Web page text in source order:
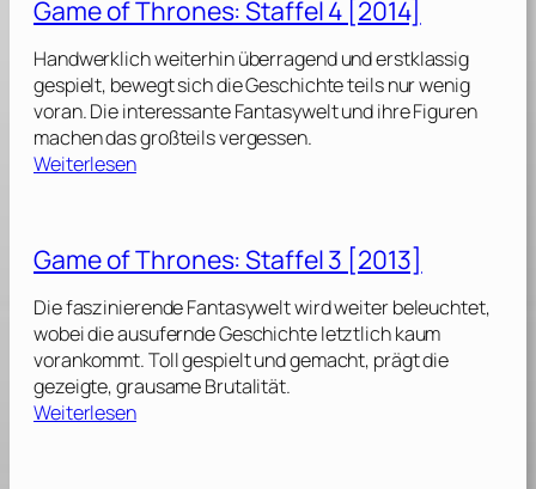
8
[
2
0
1
9
]
s
:
S
t
a
f
f
7
2
0
1
7
]
e
o
f
T
h
r
o
s
:
S
t
a
f
f
Game of Thrones: Staffel 4 [2014]
Handwerklich weiterhin überragend und erstklassig
gespielt, bewegt sich die Geschichte teils nur wenig
voran. Die interessante Fantasywelt und ihre Figuren
machen das großteils vergessen.
Weiterlesen:
e
f
T
h
r
o
Game of Thrones: Staffel 3 [2013]
Die faszinierende Fantasywelt wird weiter beleuchtet,
wobei die ausufernde Geschichte letztlich kaum
vorankommt. Toll gespielt und gemacht, prägt die
gezeigte, grausame Brutalität.
Weiterlesen: